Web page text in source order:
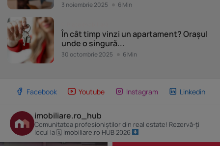
3 noiembrie 2025 6 Min
În cât timp vinzi un apartament? Orașul
unde o singură...
30 octombrie 2025 6 Min
Facebook Youtube Instagram Linkedin
imobiliare.ro_hub
Comunitatea profesioniștilor din real estate! Rezervă-ți
locul la 🗓 Imobiliare.ro HUB 2026